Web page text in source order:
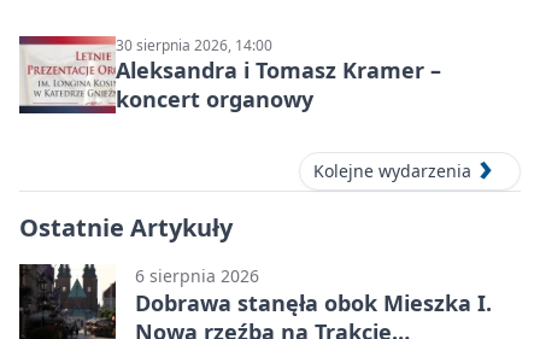
30 sierpnia 2026, 14:00
Aleksandra i Tomasz Kramer –
koncert organowy
Kolejne wydarzenia
Ostatnie Artykuły
6 sierpnia 2026
Dobrawa stanęła obok Mieszka I.
Nowa rzeźba na Trakcie